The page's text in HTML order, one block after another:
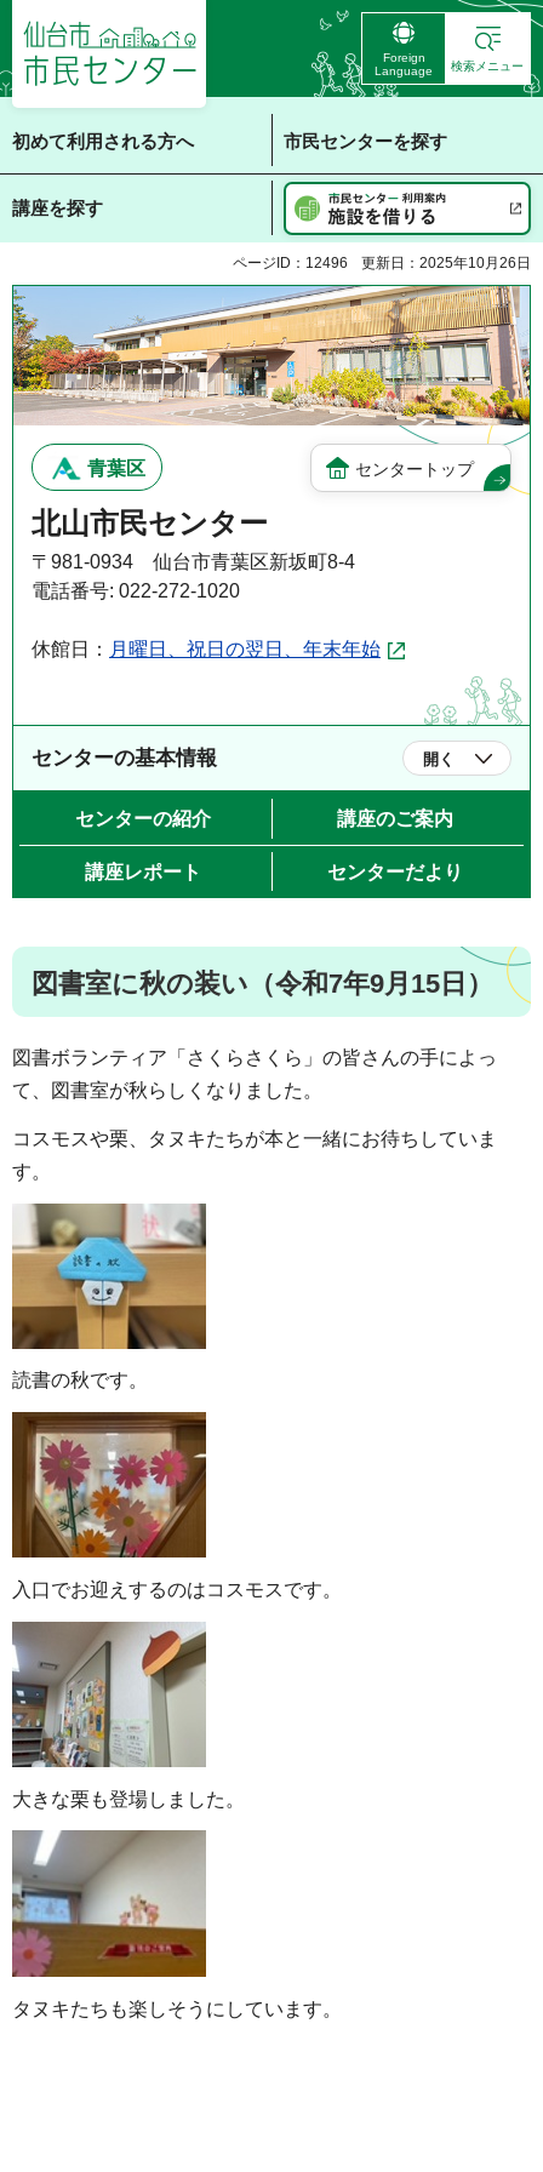
仙台市 市民センタ
ー
Foreign
Language
検索メニュー
初めて利用される方へ 市民センターを探す
講座を探す
ページID：12496 更新日：2025年10月26日
青葉区 センタートップ
北山市民センター
〒981-0934 仙台市青葉区新坂町8-4
電話番号: 022-272-1020
休館日： 月曜日、祝日の翌日、年末年始
センターの基本情報 開く
センターの紹介 講座のご案内
講座レポート センターだより
図書室に秋の装い（令和7年9月15日）
図書ボランティア「さくらさくら」の皆さんの手によっ
て、図書室が秋らしくなりました。
コスモスや栗、タヌキたちが本と一緒にお待ちしていま
す。
読書の秋です。
入口でお迎えするのはコスモスです。
大きな栗も登場しました。
タヌキたちも楽しそうにしています。